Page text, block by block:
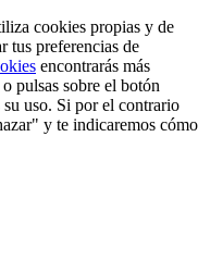
cookies propias y de
tus preferencias de
encontrarás más
pulsas sobre el botón
uso. Si por el contrario
y te indicaremos cómo